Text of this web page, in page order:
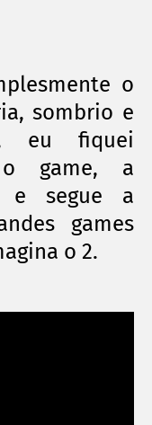
o
sombrio e
eu fiquei
o game, a
e segue a
games
o 2.